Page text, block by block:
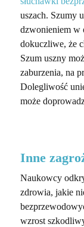
uszach. Szumy
dzwonieniem w
dokuczliwe, że
Szum uszny
zaburzenia, na
Dolegliwość
może
Inne
Naukowcy
zdrowia, jakie
wzrost